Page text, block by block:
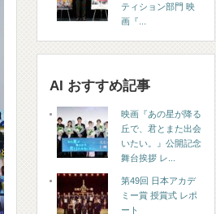
ティション部門 映
画『...
AI おすすめ記事
映画『あの星が降る
丘で、君とまた出会
いたい。』公開記念
舞台挨拶 レ...
第49回 日本アカデ
ミー賞 授賞式 レポ
ート